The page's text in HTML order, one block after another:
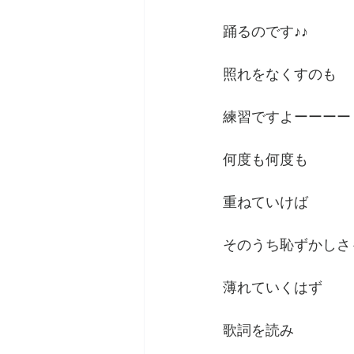
踊るのです♪♪
照れをなくすのも
練習ですよーーーー
何度も何度も
重ねていけば
そのうち恥ずかしさ
薄れていくはず
歌詞を読み